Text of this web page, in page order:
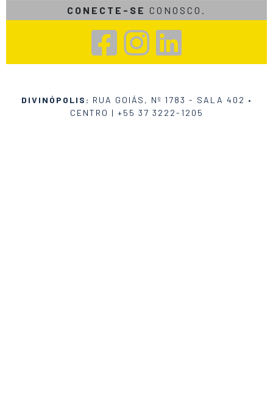
CONECTE-SE CONOSCO.
DIVINÓPOLIS: RUA GOIÁS, Nº 1783 - SALA 402 •
CENTRO | +55 37 3222-1205